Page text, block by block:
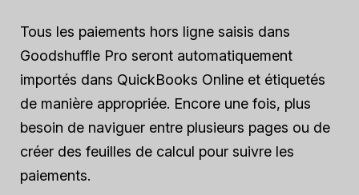
Tous les paiements hors ligne saisis dans
Goodshuffle Pro seront automatiquement
importés dans QuickBooks Online et étiquetés
de manière appropriée. Encore une fois, plus
besoin de naviguer entre plusieurs pages ou de
créer des feuilles de calcul pour suivre les
paiements.